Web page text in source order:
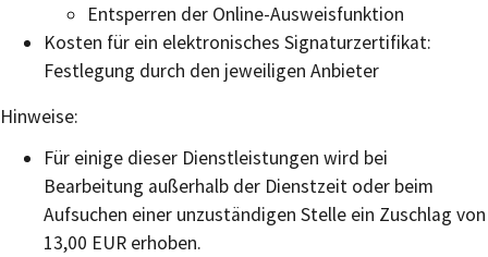
Entsperren der Online-Ausweisfunktion
Kosten für ein elektronisches Signaturzertifikat:
Festlegung durch den jeweiligen Anbieter
Hinweise:
Für einige dieser Dienstleistungen wird bei
Bearbeitung außerhalb der Dienstzeit oder beim
Aufsuchen einer unzuständigen Stelle ein Zuschlag von
13,00 EUR erhoben.